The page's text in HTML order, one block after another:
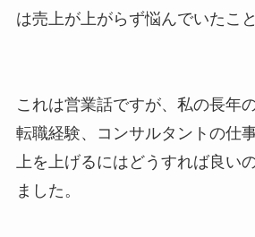
は売上が上がらず悩んでいたこ
これは営業話ですが、私の長年
転職経験、コンサルタントの仕
上を上げるにはどうすれば良い
ました。